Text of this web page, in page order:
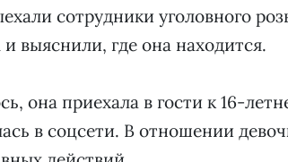
сотрудники уголовного
выяснили, где она находится.
она приехала в гости к 16-
в соцсети. В отношении